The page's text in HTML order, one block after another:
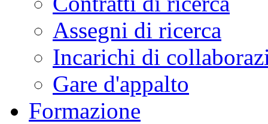
Assegni di ricerca
Incarichi di
Gare d'appalto
Formazione